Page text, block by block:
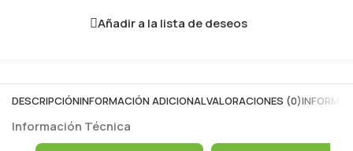
Añadir a la lista de deseos
DESCRIPCIÓNINFORMACIÓN ADICIONALVALORACIONES (0)
Información Técnica